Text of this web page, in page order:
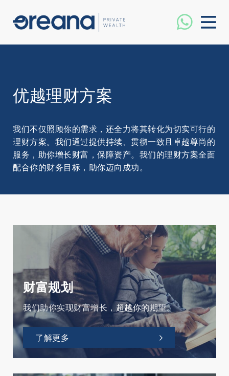
优越理财方案
我们不仅照顾你的需求，还全力将其转化为切实可行的
理财方案。我们通过提供持续、贯彻一致且卓越尊尚的
服务，助你增长财富，保障资产。我们的理财方案全面
配合你的财务目标，助你迈向成功。
财富规划
我们助你实现财富增长，超越你的期望。
了解更多